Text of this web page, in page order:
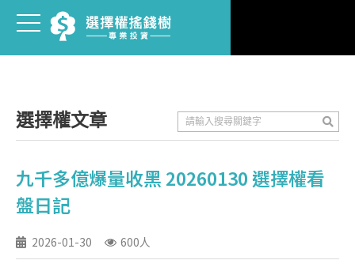
選擇權文章
九千多億爆量收黑 20260130 選擇權看
盤日記
2026-01-30 600人